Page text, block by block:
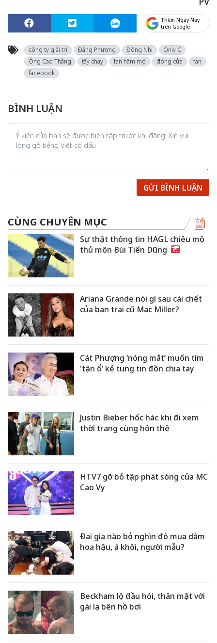
Thêm Ngày Nay
trên Google
công ty giải trí Đằng Phương Đông Nhi
Only C
Ông Cao Thắng
tẩy chay fan hâm mộ đóng cửa
fan
facebook
BÌNH LUẬN
GỬI BÌNH LUẬN
CÙNG CHUYÊN MỤC
Sự thật thông tin HAGL chiêu mộ
thủ môn Bùi Tiến Dũng
Ariana Grande nói gì sau cái chết
của bạn trai cũ Mac Miller?
Cát Phượng ‘nóng mắt’ muốn tìm
'tận ổ’ kẻ tung tin đồn chia tay
Justin Bieber hốc hác khi đi xem
thời trang cùng hôn thê
HTV7 gỡ bỏ tập phát sóng của MC
Cao Vy
Đại gia nào bỏ nghìn đô mua dâm
hoa hậu, á khôi, người mẫu?
Beckham lộ đầu hói, thân mật với
gái lạ bên hồ bơi